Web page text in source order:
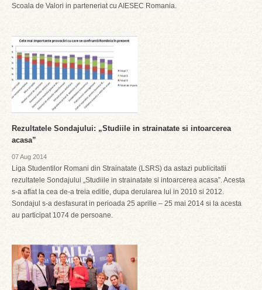
Scoala de Valori in parteneriat cu AIESEC Romania.
Rezultatele Sondajului: „Studiile in strainatate si intoarcerea
acasa”
07 Aug 2014
Liga Studentilor Romani din Strainatate (LSRS) da astazi publicitatii
rezultatele Sondajului „Studiile in strainatate si intoarcerea acasa”. Acesta
s-a aflat la cea de-a treia editie, dupa derularea lui in 2010 si 2012.
Sondajul s-a desfasurat in perioada 25 aprilie – 25 mai 2014 si la acesta
au participat 1074 de persoane.